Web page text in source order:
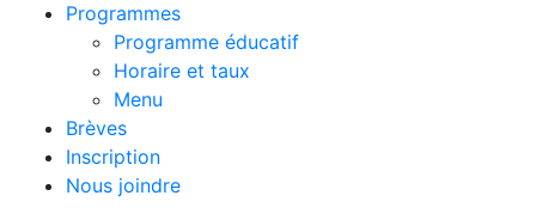
Programmes
Programme éducatif
Horaire et taux
Menu
Brèves
Inscription
Nous joindre